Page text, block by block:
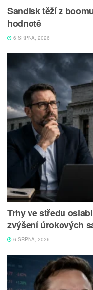
Sandisk těží z
hodnotě
6 SRPNA, 2026
Trhy ve středu
zvýšení úrokových
6 SRPNA, 2026